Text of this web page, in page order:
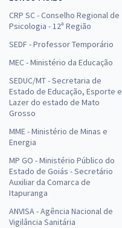
CRP SC - Conselho Regional de
Psicologia - 12ª Região
SEDF - Professor Temporário
MEC - Ministério da Educação
SEDUC/MT - Secretaria de
Estado de Educação, Esporte e
Lazer do estado de Mato
Grosso
MME - Ministério de Minas e
Energia
MP GO - Ministério Público do
Estado de Goiás - Secretário
Auxiliar da Comarca de
Itapuranga
ANVISA - Agência Nacional de
Vigilância Sanitária